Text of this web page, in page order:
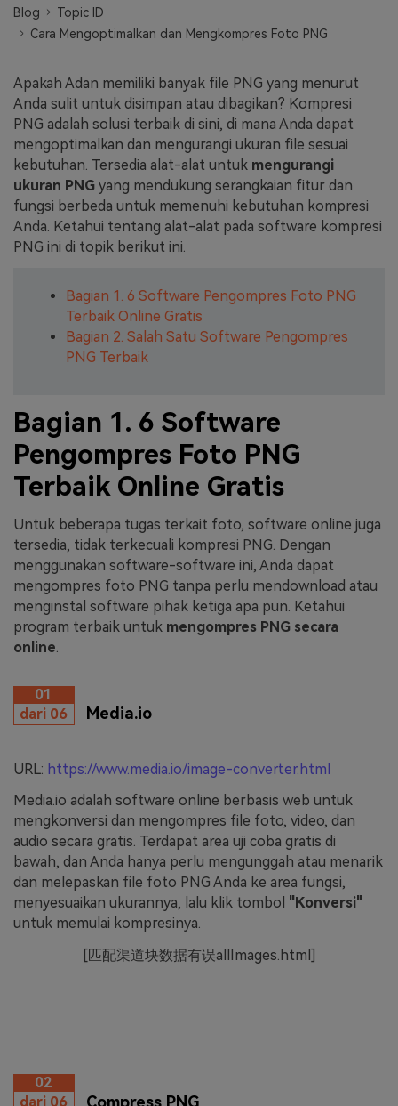
FAQs Hubungi Kami
Tips & Tutorial AI
Postingan Terbaru
Jelajahi Lebih Banyak >>
Blog
Topic ID
Cara Mengoptimalkan dan Mengkompres Foto PNG
Apakah Adan memiliki banyak file PNG yang menurut
Anda sulit untuk disimpan atau dibagikan? Kompresi
PNG adalah solusi terbaik di sini, di mana Anda dapat
mengoptimalkan dan mengurangi ukuran file sesuai
kebutuhan. Tersedia alat-alat untuk mengurangi
ukuran PNG yang mendukung serangkaian fitur dan
fungsi berbeda untuk memenuhi kebutuhan kompresi
Anda. Ketahui tentang alat-alat pada software kompresi
PNG ini di topik berikut ini.
Bagian 1. 6 Software Pengompres Foto PNG
Terbaik Online Gratis
Bagian 2. Salah Satu Software Pengompres
PNG Terbaik
Bagian 1. 6 Software
Pengompres Foto PNG
Terbaik Online Gratis
Untuk beberapa tugas terkait foto, software online juga
tersedia, tidak terkecuali kompresi PNG. Dengan
menggunakan software-software ini, Anda dapat
mengompres foto PNG tanpa perlu mendownload atau
menginstal software pihak ketiga apa pun. Ketahui
program terbaik untuk mengompres PNG secara
online.
01
dari 06
Media.io
URL: https://www.media.io/image-converter.html
Media.io adalah software online berbasis web untuk
mengkonversi dan mengompres file foto, video, dan
audio secara gratis. Terdapat area uji coba gratis di
bawah, dan Anda hanya perlu mengunggah atau menarik
dan melepaskan file foto PNG Anda ke area fungsi,
menyesuaikan ukurannya, lalu klik tombol "Konversi"
untuk memulai kompresinya.
[匹配渠道块数据有误allImages.html]
02
dari 06
Compress PNG